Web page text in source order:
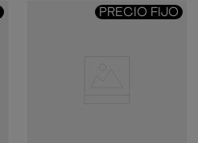
PRECIO FIJO